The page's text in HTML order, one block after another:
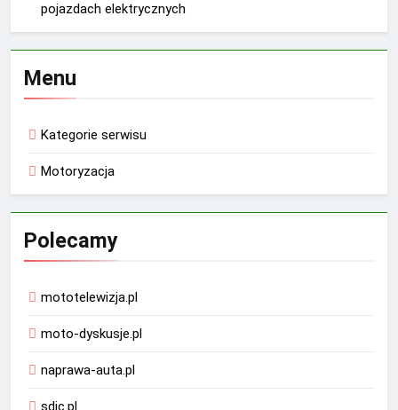
pojazdach elektrycznych
Menu
Kategorie serwisu
Motoryzacja
Polecamy
mototelewizja.pl
moto-dyskusje.pl
naprawa-auta.pl
sdic.pl